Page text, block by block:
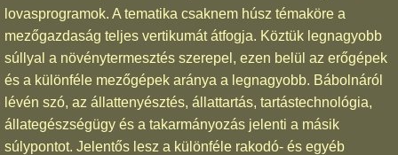
lovasprogramok. A tematika csaknem húsz témaköre a
mezőgazdaság teljes vertikumát átfogja. Köztük legnagyobb
súllyal a növénytermesztés szerepel, ezen belül az erőgépek
és a különféle mezőgépek aránya a legnagyobb. Bábolnáról
lévén szó, az állattenyésztés, állattartás, tartástechnológia,
állategészségügy és a takarmányozás jelenti a másik
súlypontot. Jelentős lesz a különféle rakodó- és egyéb